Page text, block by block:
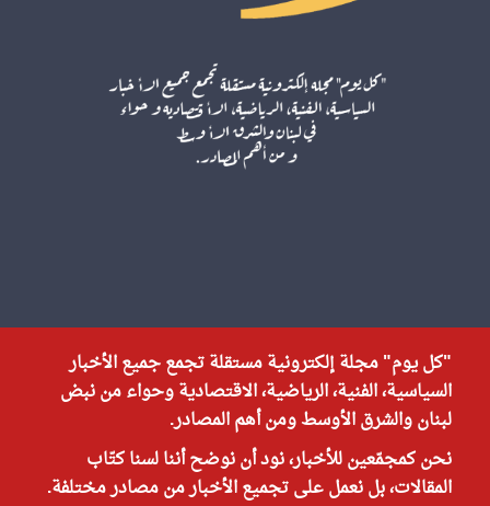
"كل يوم" مجلة إلكترونية مستقلة تجمع جميع الأخبار
السياسية، الفنية، الرياضية، الاقتصادية وحواء من نبض
لبنان والشرق الأوسط ومن أهم المصادر.
نحن كمجمّعين للأخبار، نود أن نوضح أننا لسنا كتّاب
المقالات، بل نعمل على تجميع الأخبار من مصادر مختلفة.